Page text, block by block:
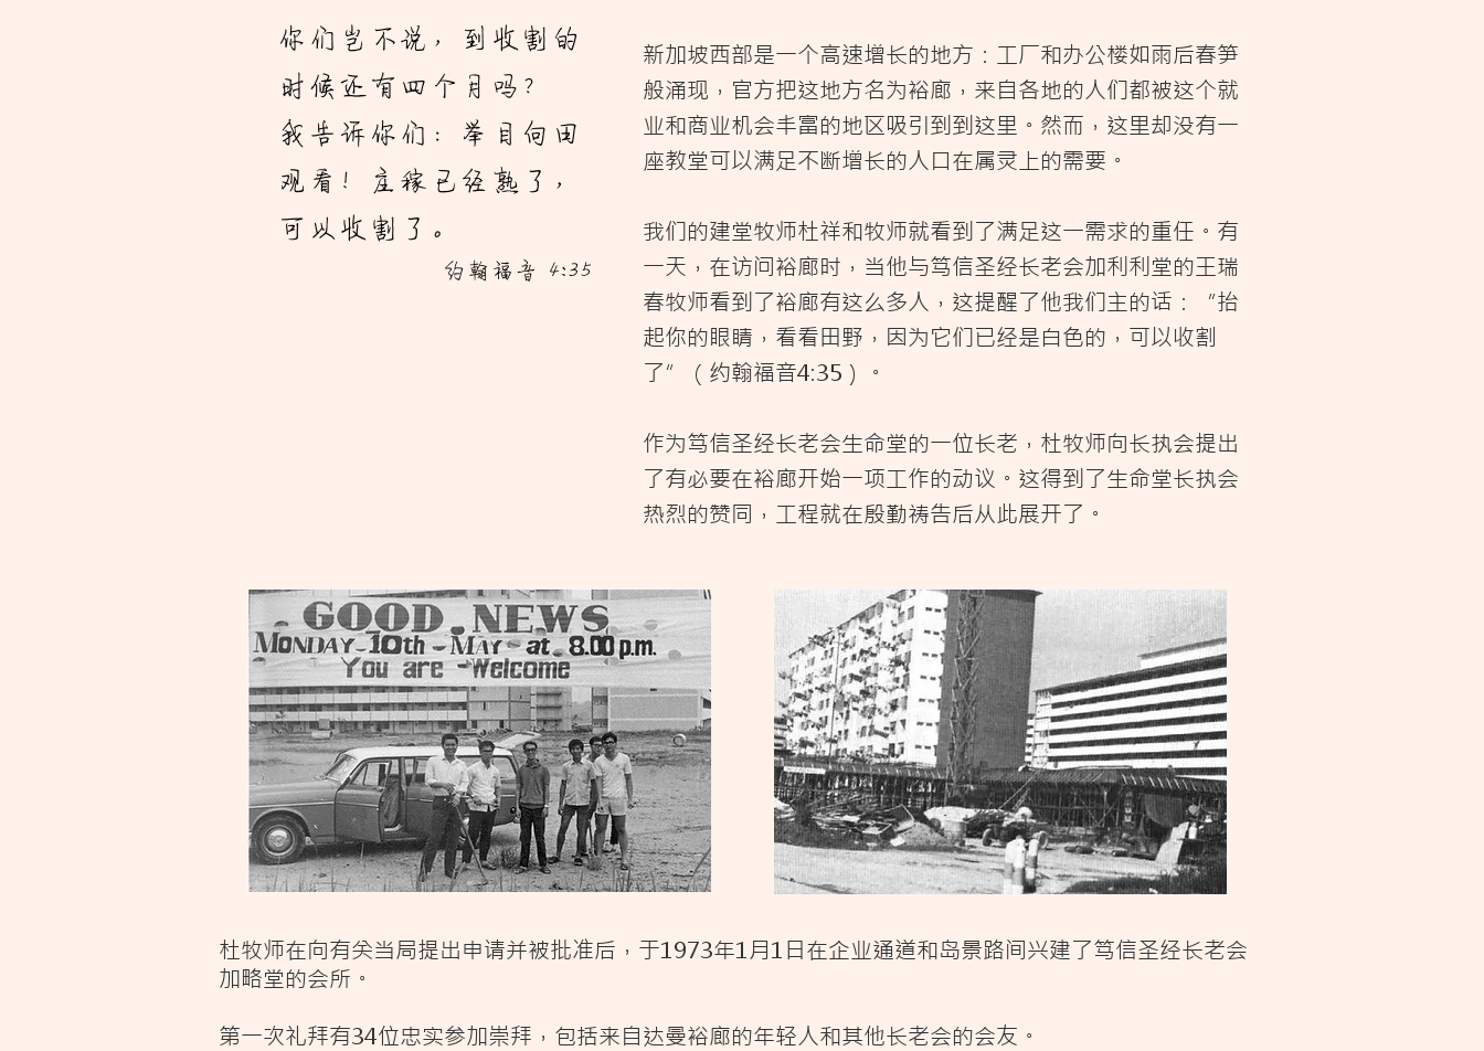
你们岂不说，到收割的
时候还有四个月吗？
我告诉你们：举目向田
观看！庄稼已经熟了，
可以收割了。
约翰福音 4:35
新加坡西部是一个高速增长的地方：工厂和办公楼如雨后春笋
般涌现，官方把这地方名为裕廊，来自各地的人们都被这个就
业和商业机会丰富的地区吸引到到这里。然而，这里却没有一
座教堂可以满足不断增长的人口在属灵上的需要。
我们的建堂牧师杜祥和牧师就看到了满足这一需求的重任。有
一天，在访问裕廊时，当他与笃信圣经长老会加利利堂的王瑞
春牧师看到了裕廊有这么多人，这提醒了他我们主的话：“抬
起你的眼睛，看看田野，因为它们已经是白色的，可以收割
了”（约翰福音4:35）。
作为笃信圣经长老会生命堂的一位长老，杜牧师向长执会提出
了有必要在裕廊开始一项工作的动议。这得到了生命堂长执会
热烈的赞同，工程就在殷勤祷告后从此展开了。
杜牧师在向有关当局提出申请并被批准后，于1973年1月1日在企业通道和岛景路间兴建了笃信圣经长老会
加略堂的会所。
第一次礼拜有34位忠实参加崇拜，包括来自达曼裕廊的年轻人和其他长老会的会友。